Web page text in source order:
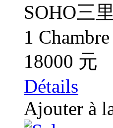
SOHO三
1
18000 元
Détails
Ajouter à